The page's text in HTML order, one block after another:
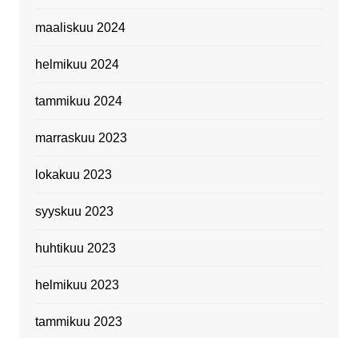
maaliskuu 2024
helmikuu 2024
tammikuu 2024
marraskuu 2023
lokakuu 2023
syyskuu 2023
huhtikuu 2023
helmikuu 2023
tammikuu 2023